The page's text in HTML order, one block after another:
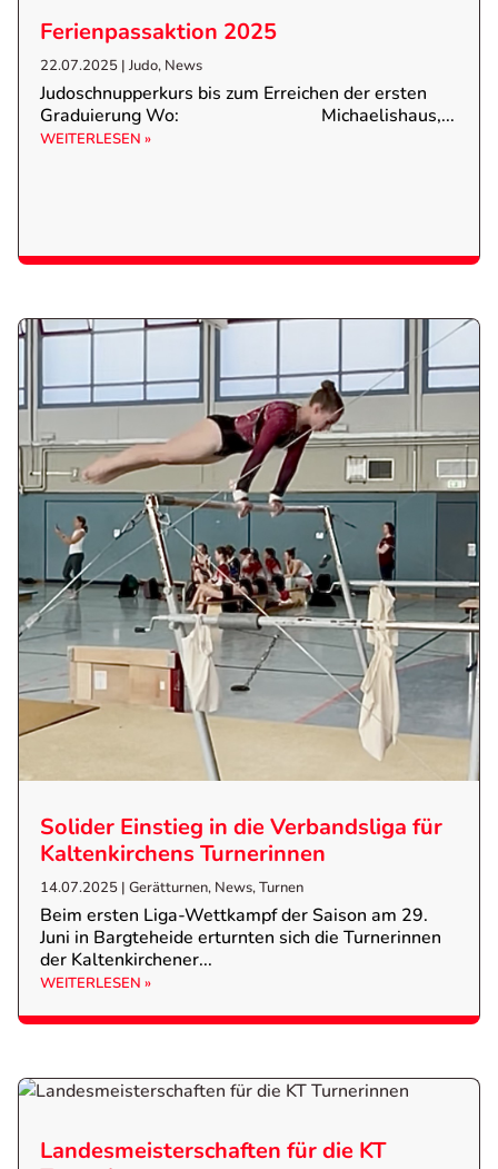
Ferienpassaktion 2025
22.07.2025 | Judo, News
Judoschnupperkurs bis zum Erreichen der ersten
Graduierung Wo: Michaelishaus,...
WEITERLESEN »
Solider Einstieg in die Verbandsliga für
Kaltenkirchens Turnerinnen
14.07.2025 | Gerätturnen, News,Turnen
Beim ersten Liga-Wettkampf der Saison am 29.
Juni in Bargteheide erturnten sich die Turnerinnen
der Kaltenkirchener...
WEITERLESEN »
Landesmeisterschaften für die KT